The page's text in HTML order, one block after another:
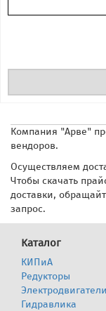
Компания "Арве"
вендоров.
Осуществляем
Чтобы скачать
доставки,
запрос.
Каталог
КИПиА
Редукторы
Электродвигатели
Гидравлика